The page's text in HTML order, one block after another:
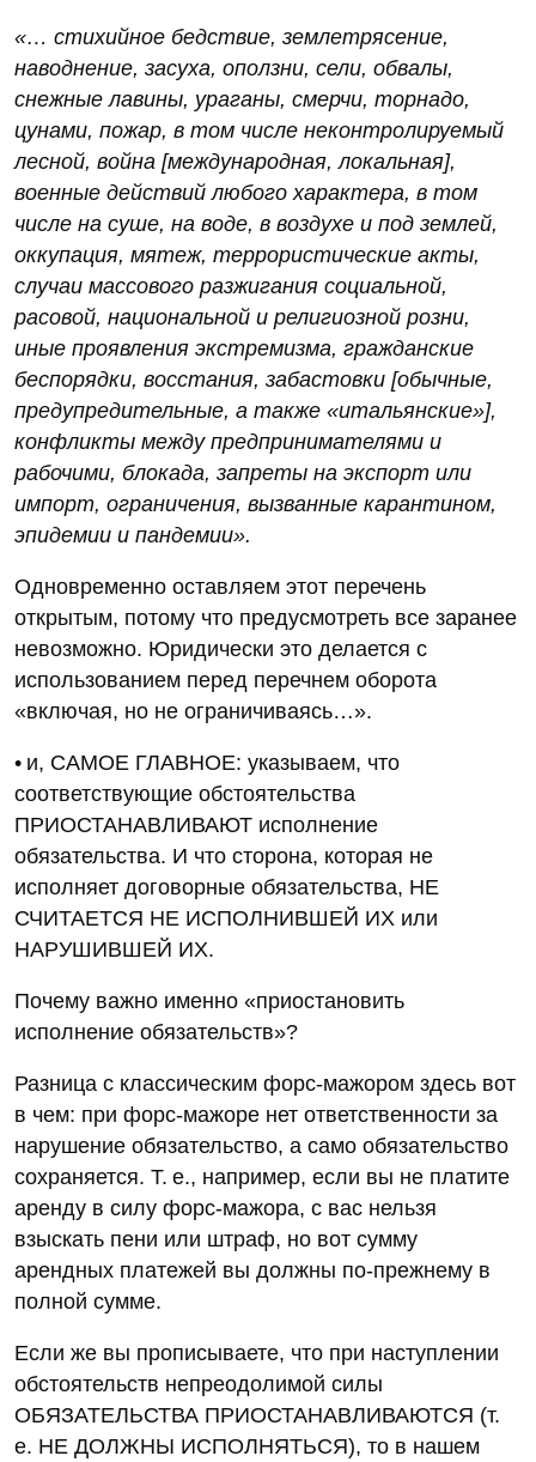
«… стихийное бедствие, землетрясение,
наводнение, засуха, оползни, сели, обвалы,
снежные лавины, ураганы, смерчи, торнадо,
цунами, пожар, в том числе неконтролируемый
лесной, война [международная, локальная],
военные действий любого характера, в том
числе на суше, на воде, в воздухе и под землей,
оккупация, мятеж, террористические акты,
случаи массового разжигания социальной,
расовой, национальной и религиозной розни,
иные проявления экстремизма, гражданские
беспорядки, восстания, забастовки [обычные,
предупредительные, а также «итальянские»],
конфликты между предпринимателями и
рабочими, блокада, запреты на экспорт или
импорт, ограничения, вызванные карантином,
эпидемии и пандемии».
Одновременно оставляем этот перечень
открытым, потому что предусмотреть все заранее
невозможно. Юридически это делается с
использованием перед перечнем оборота
«включая, но не ограничиваясь…».
• и, САМОЕ ГЛАВНОЕ: указываем, что
соответствующие обстоятельства
ПРИОСТАНАВЛИВАЮТ исполнение
обязательства. И что сторона, которая не
исполняет договорные обязательства, НЕ
СЧИТАЕТСЯ НЕ ИСПОЛНИВШЕЙ ИХ или
НАРУШИВШЕЙ ИХ.
Почему важно именно «приостановить
исполнение обязательств»?
Разница с классическим форс-мажором здесь вот
в чем: при форс-мажоре нет ответственности за
нарушение обязательство, а само обязательство
сохраняется. Т. е., например, если вы не платите
аренду в силу форс-мажора, с вас нельзя
взыскать пени или штраф, но вот сумму
арендных платежей вы должны по-прежнему в
полной сумме.
Если же вы прописываете, что при наступлении
обстоятельств непреодолимой силы
ОБЯЗАТЕЛЬСТВА ПРИОСТАНАВЛИВАЮТСЯ (т.
е. НЕ ДОЛЖНЫ ИСПОЛНЯТЬСЯ), то в нашем